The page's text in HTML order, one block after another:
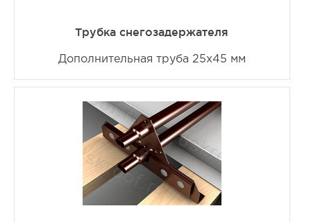
Трубка снегозадержателя
Дополнительная труба 25х45 мм